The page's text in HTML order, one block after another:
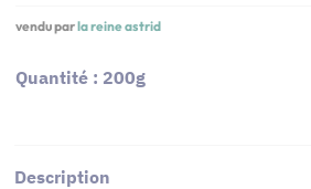
vendu parla reine astrid
Quantité : 200g
Description